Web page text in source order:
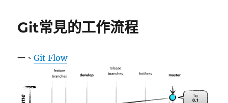
Git常見的工作流程
一、Git Flow